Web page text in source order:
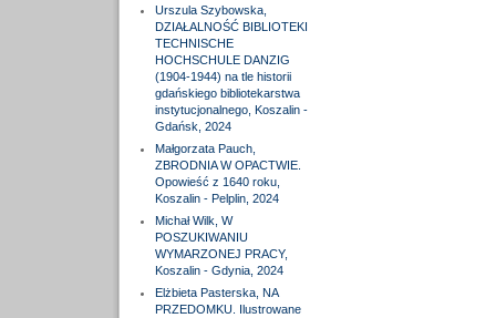
Urszula Szybowska,
DZIAŁALNOŚĆ BIBLIOTEKI
TECHNISCHE
HOCHSCHULE DANZIG
(1904-1944) na tle historii
gdańskiego bibliotekarstwa
instytucjonalnego, Koszalin -
Gdańsk, 2024
Małgorzata Pauch,
ZBRODNIA W OPACTWIE.
Opowieść z 1640 roku,
Koszalin - Pelplin, 2024
Michał Wilk, W
POSZUKIWANIU
WYMARZONEJ PRACY,
Koszalin - Gdynia, 2024
Elżbieta Pasterska, NA
PRZEDOMKU. Ilustrowane